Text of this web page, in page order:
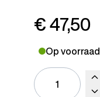
€ 47,50
Op voorraad